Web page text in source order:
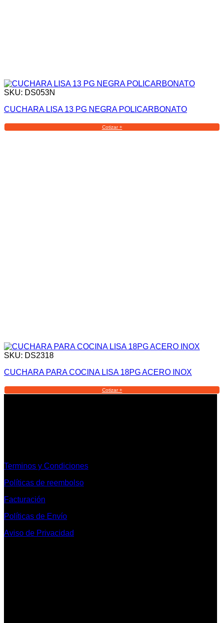
SKU: DS053N
CUCHARA LISA 13 PG NEGRA POLICARBONATO
Cotizar +
SKU: DS2318
CUCHARA PARA COCINA LISA 18PG ACERO INOX
Cotizar +
Terminos y Condiciones
Políticas de reembolso
Facturación
Políticas de Envío
Aviso de Privacidad